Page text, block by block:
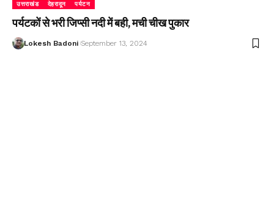
उत्तराखंड देहरादून पर्यटन
पर्यटकों से भरी जिप्सी नदी में बही, मची चीख पुकार
Lokesh Badoni September 13, 2024